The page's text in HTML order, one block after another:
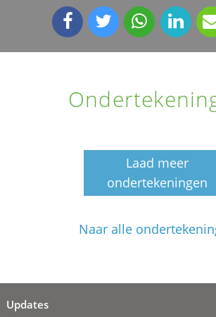
Laad meer
ondertekeningen
Naar alle
Updates